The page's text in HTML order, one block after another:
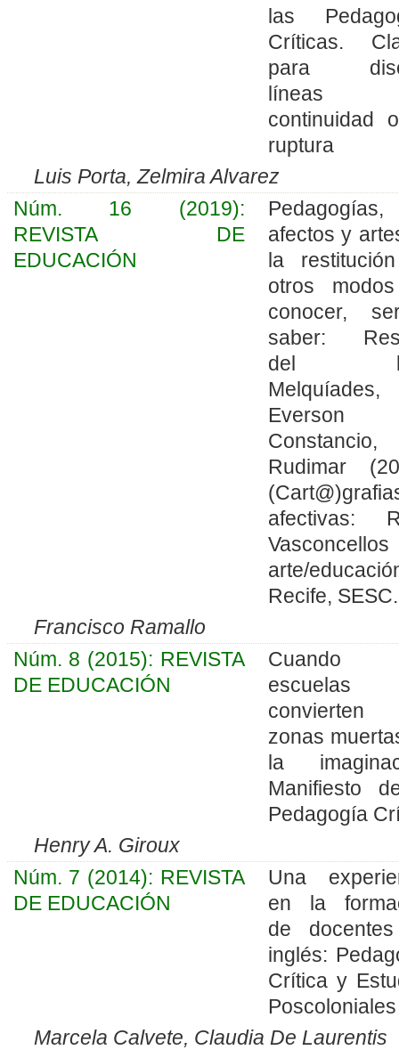
las
Críticas.
para
líneas
continuidad
ruptura
Luis Porta, Zelmira Alvarez
Núm. 16 (2019):
REVISTA DE
EDUCACIÓN
Pedagogías,
afectos y
la
otros
conocer,
saber:
del
Melquíades,
Constancio,
Rudimar
afectivas:
arte/
Recife, SESC.
Francisco Ramallo
Núm. 8 (2015): REVISTA
DE EDUCACIÓN
Cuando
escuelas
zonas
la
Manifiesto
Pedagogía
Henry A. Giroux
Núm. 7 (2014): REVISTA
DE EDUCACIÓN
Una
en la
de
inglés:
Crítica y
Poscoloniales
Marcela Calvete, Claudia De Laurentis